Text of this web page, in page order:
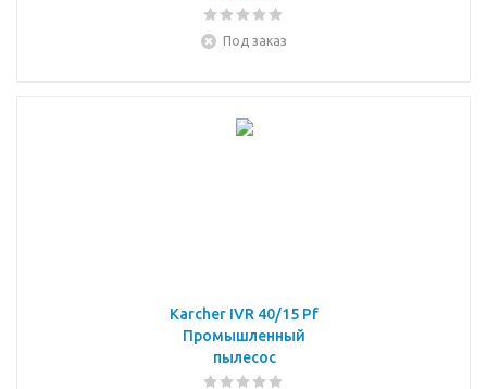
Под заказ
Karcher IVR 40/15 Pf
Промышленный
пылесос